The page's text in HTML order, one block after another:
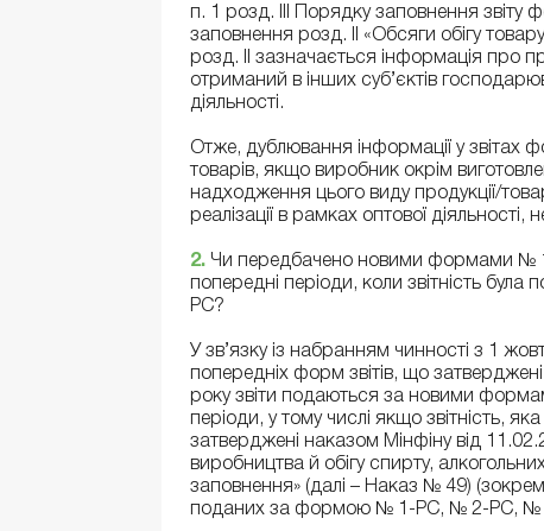
п. 1 розд. ІІІ Порядку заповнення
заповнення розд. II «Обсяги обігу
розд. ІІ зазначається інформація про
отриманий в інших суб’єктів
діяльності.
Отже, дублювання інформації у
товарів, якщо виробник окрім
надходження цього виду продукції/
реалізації в рамках оптової діяльності,
2. Чи передбачено новими формами №
попередні періоди, коли звітність
РС?
У зв’язку із набранням чинності з 1
попередніх форм звітів, що
року звіти подаються за новими
періоди, у тому числі якщо звітність,
затверджені наказом Мінфіну від
виробництва й обігу спирту,
заповнення» (далі – Наказ № 49)
поданих за формою № 1-РС, № 2-РС, №